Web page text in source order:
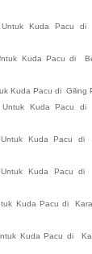
Untuk Kuda Pacu di
Kuda Pacu di
Kuda Pacu di Giling
Untuk Kuda Pacu di
Untuk Kuda Pacu di
Untuk Kuda Pacu di
Kuda Pacu di
Kuda Pacu di